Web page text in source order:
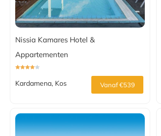
Nissia Kamares Hotel &
Appartementen
Kardamena, Kos Vanaf €539